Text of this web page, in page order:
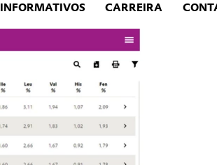
INFORMATIVOS CARREIRA